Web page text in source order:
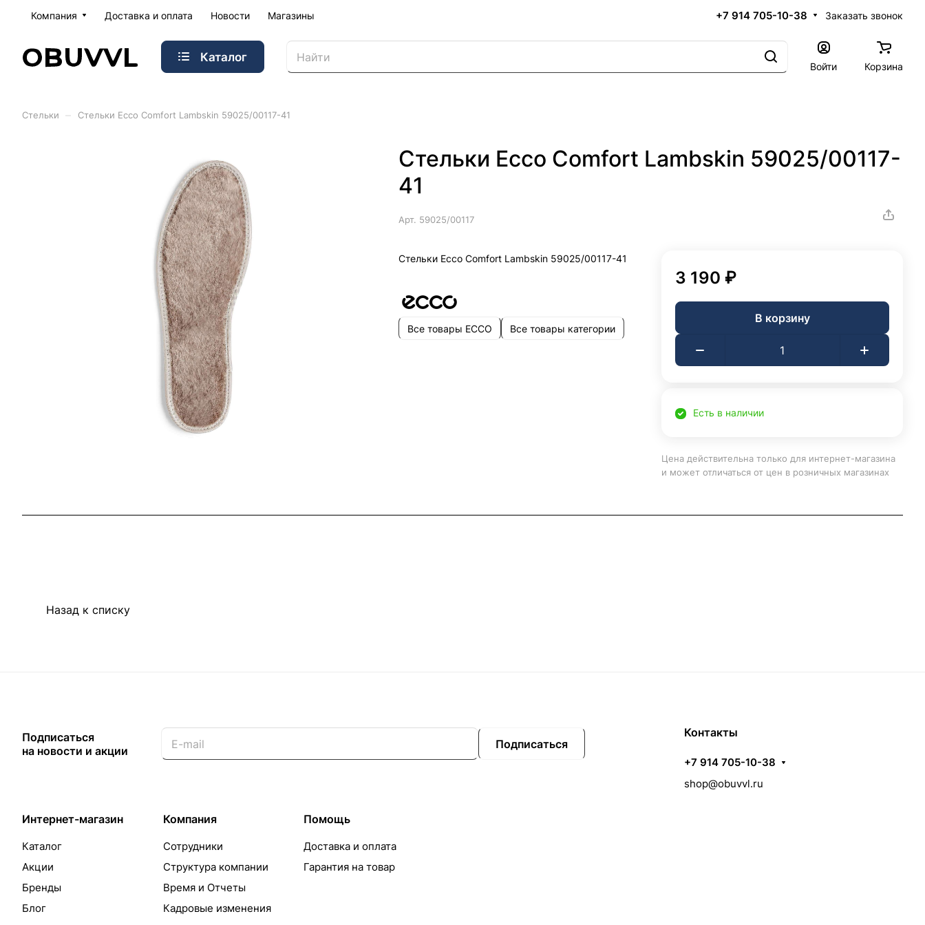
Компания Доставка и оплата Новости Магазины +7 914 705-10-38 Заказать звонок
Каталог
Войти Корзина
Стельки Стельки Ecco Comfort Lambskin 59025/00117-41
Стельки Ecco Comfort Lambskin 59025/00117-
41
Арт. 59025/00117
Стельки Ecco Comfort Lambskin 59025/00117-41
Все товары ECCO Все товары категории
3 190 ₽
В корзину
Есть в наличии
Цена действительна только для интернет-магазина
и может отличаться от цен в розничных магазинах
Назад к списку
Подписаться
на новости и акции
Подписаться
Интернет-магазин
Каталог
Акции
Бренды
Блог
Компания
Сотрудники
Структура компании
Время и Отчеты
Кадровые изменения
Помощь
Доставка и оплата
Гарантия на товар
Контакты
+7 914 705-10-38
shop@obuvvl.ru